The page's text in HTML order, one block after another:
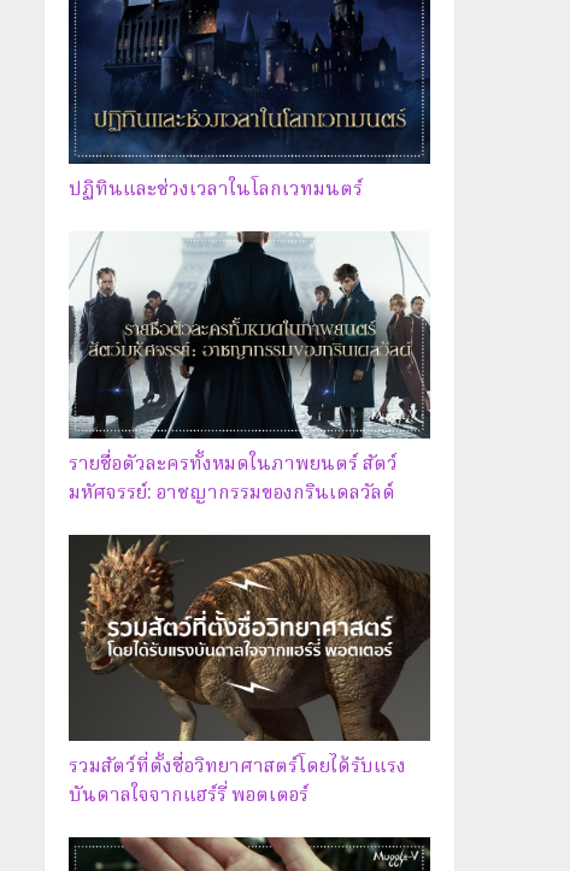
ปฏิทินและช่วงเวลาในโลกเวทมนตร์
รายชื่อตัวละครทั้งหมดในภาพยนตร์ สัตว์
มหัศจรรย์: อาชญากรรมของกรินเดลวัลด์
รวมสัตว์ที่ตั้งชื่อวิทยาศาสตร์โดยได้รับแรง
บันดาลใจจากแฮร์รี่ พอตเตอร์